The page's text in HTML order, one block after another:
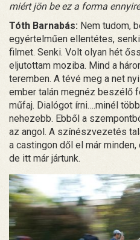
miért jön be ez a forma
Tóth Barnabás: Nem tudom,
egyértelműen ellentétes,
filmet. Senki. Volt olyan hét
eljutottam moziba. Mind a
teremben. A tévé meg a net
ember talán megnéz beszélő
műfaj. Dialógot írni….minél
nehezebb. Ebből a
az angol. A színészvezetés
a castingon dől el már
de itt már jártunk.